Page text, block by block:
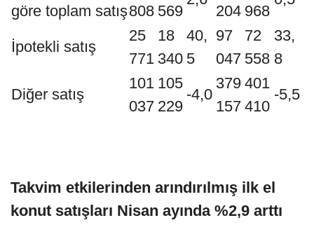
göre toplam satış808 569 204 968
İpotekli satış
25
771
18
340
40,
5
97
047
72
558
33,
8
Diğer satış
101
037
105
229
-4,0
379
157
401
410
-5,5
Takvim etkilerinden arındırılmış ilk el
konut satışları Nisan ayında %2,9 arttı